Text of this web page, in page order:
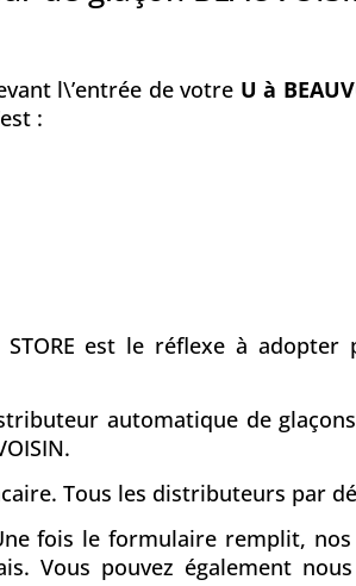
l\’entrée de votre U à
:
est le réflexe à
automatique de
Tous les distributeurs par
fois le formulaire remplit, nos
Vous pouvez également